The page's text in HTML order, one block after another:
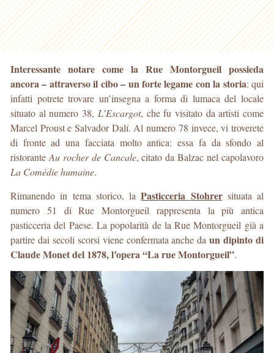
Interessante notare come la Rue Montorgueil possieda
ancora – attraverso il cibo – un forte legame con la storia: qui
infatti potrete trovare un’insegna a forma di lumaca del locale
situato al numero 38, L’Escargot, che fu visitato da artisti come
Marcel Proust e Salvador Dalí. Al numero 78 invece, vi troverete
di fronte ad una facciata molto antica: essa fa da sfondo al
ristorante Au rocher de Cancale, citato da Balzac nel capolavoro
La Comédie humaine.
Rimanendo in tema storico, laPasticceria Stohrersituata al
numero 51 di Rue Montorgueil rappresenta la più antica
pasticceria del Paese. La popolarità de la Rue Montorgueil già a
partire dai secoli scorsi viene confermata anche daun dipinto di
Claude Monet del 1878, l’opera “La rue Montorgueil”.